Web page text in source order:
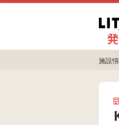
施設